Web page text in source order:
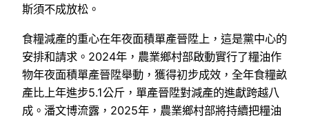
斯須不成放松。
食糧減產的重心在年夜面積單產晉陞上，這是黨中心的
安排和請求。2024年，農業鄉村部啟動實行了糧油作
物年夜面積單產晉陞舉動，獲得初步成效，全年食糧畝
產比上年進步5.1公斤，單產晉陞對減產的進獻跨越八
成。潘文博流露，2025年，農業鄉村部將持續把糧油